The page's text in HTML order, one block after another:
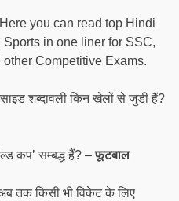
Here you can read top Hindi
in one liner for SSC,
Competitive Exams.
शब्दावली किन खेलों से जुडी हैं?
कप’ सम्बद्ध हैं? –फूटबाल
तक किसी भी विकेट के लिए